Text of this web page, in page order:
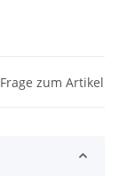
Frage zum Artikel